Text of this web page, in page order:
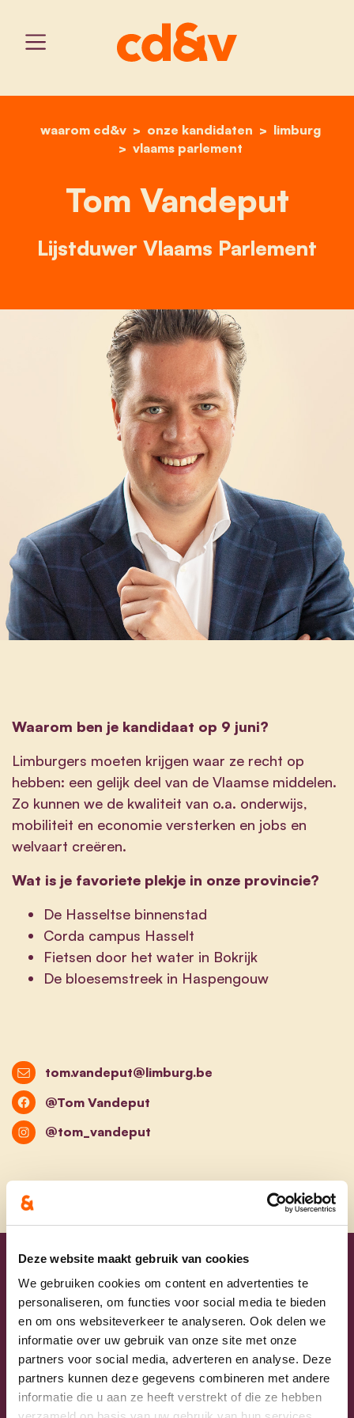
Deze website maakt gebruik van cookies
We gebruiken cookies om content en advertenties te
personaliseren, om functies voor social media te bieden
en om ons websiteverkeer te analyseren. Ook delen we
informatie over uw gebruik van onze site met onze
partners voor social media, adverteren en analyse. Deze
partners kunnen deze gegevens combineren met andere
informatie die u aan ze heeft verstrekt of die ze hebben
home
waarom cd&v onze kandidaten
limburg
vlaams parlement
tom vandeput
Tom Vandeput
Lijstduwer Vlaams Parlement
Waarom ben je kandidaat op 9 juni?
Limburgers moeten krijgen waar ze recht op
hebben: een gelijk deel van de Vlaamse middelen.
Zo kunnen we de kwaliteit van o.a. onderwijs,
mobiliteit en economie versterken en jobs en
welvaart creëren.
Wat is je favoriete plekje in onze provincie?
De Hasseltse binnenstad
Corda campus Hasselt
Fietsen door het water in Bokrijk
De bloesemstreek in Haspengouw
tom.vandeput@limburg.be
@Tom Vandeput
@tom_vandeput
Uw lijsttrekkers